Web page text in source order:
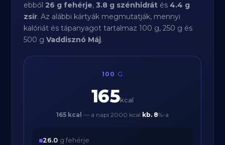
ebből26 g fehérje,3.8 g szénhidrát és4.4 g
zsír. Az alábbi kártyák megmutatják, mennyi
kalóriát és tápanyagot tartalmaz 100 g, 250 g és
500 gVaddisznó Máj.
100 G
165kcal
165 kcal — a napi 2000 kcal kb. 8%-a
26.0 g fehérje